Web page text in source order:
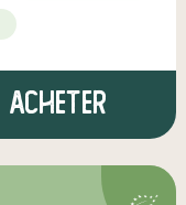
Acheter